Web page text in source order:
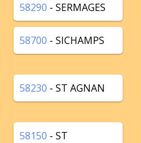
58290 - SERMAGES
58700 - SICHAMPS
58230 - ST AGNAN
58150 - ST